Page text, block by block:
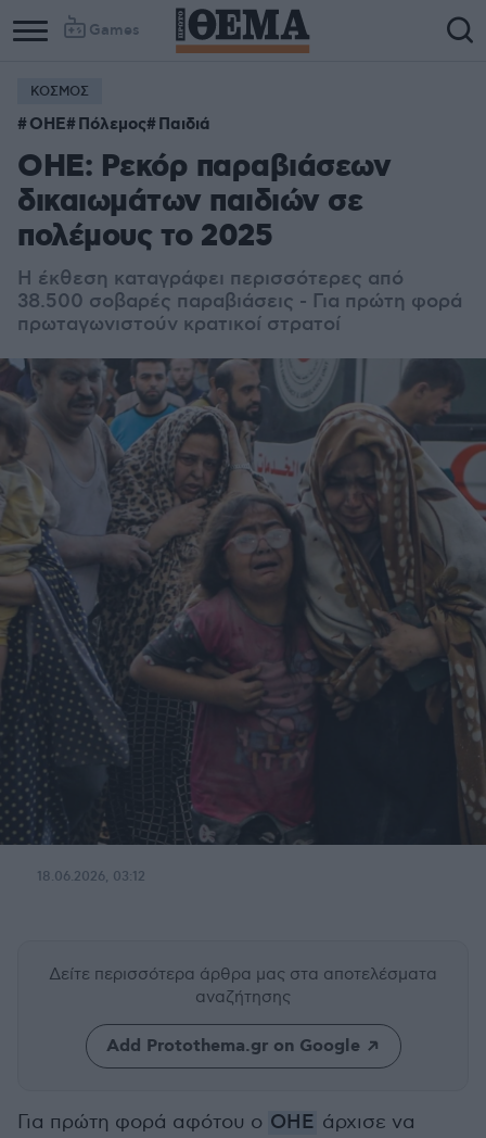
Games
Column
1
Column
2
ΚΟΣΜΟΣ
ΟΗΕ Πόλεμος Παιδιά
ΟΗΕ: Ρεκόρ παραβιάσεων
δικαιωμάτων παιδιών σε
πολέμους το 2025
Η έκθεση καταγράφει περισσότερες από
38.500 σοβαρές παραβιάσεις - Για πρώτη φορά
πρωταγωνιστούν κρατικοί στρατοί
18.06.2026, 03:12
Δείτε περισσότερα άρθρα μας στα αποτελέσματα
αναζήτησης
Add Protothema.gr on Google
Για πρώτη φορά αφότου ο ΟΗΕ άρχισε να